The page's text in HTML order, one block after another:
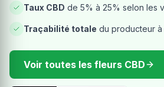
Taux CBD de 5% à 25% selon les
Traçabilité totale du producteur
Voir toutes les fleurs CBD